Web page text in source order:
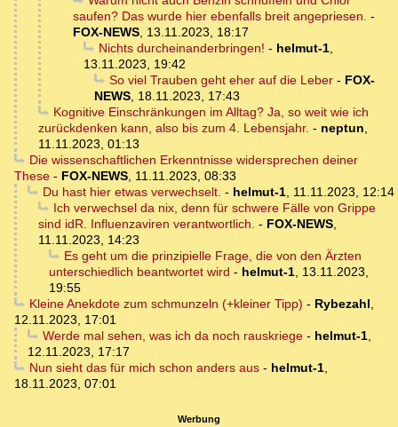
saufen? Das wurde hier ebenfalls breit angepriesen. -
FOX-NEWS, 13.11.2023, 18:17
Nichts durcheinanderbringen! - helmut-1,
13.11.2023, 19:42
So viel Trauben geht eher auf die Leber- FOX-
NEWS, 18.11.2023, 17:43
Kognitive Einschränkungen im Alltag? Ja, so weit wie ich
zurückdenken kann, also bis zum 4. Lebensjahr. - neptun,
11.11.2023, 01:13
Die wissenschaftlichen Erkenntnisse widersprechen deiner
These - FOX-NEWS, 11.11.2023, 08:33
Du hast hier etwas verwechselt. - helmut-1, 11.11.2023, 12:14
Ich verwechsel da nix, denn für schwere Fälle von Grippe
sind idR. Influenzaviren verantwortlich. - FOX-NEWS,
11.11.2023, 14:23
Es geht um die prinzipielle Frage, die von den Ärzten
unterschiedlich beantwortet wird - helmut-1, 13.11.2023,
19:55
Kleine Anekdote zum schmunzeln (+kleiner Tipp) - Rybezahl,
12.11.2023, 17:01
Werde mal sehen, was ich da noch rauskriege- helmut-1,
12.11.2023, 17:17
Nun sieht das für mich schon anders aus- helmut-1,
18.11.2023, 07:01
Werbung